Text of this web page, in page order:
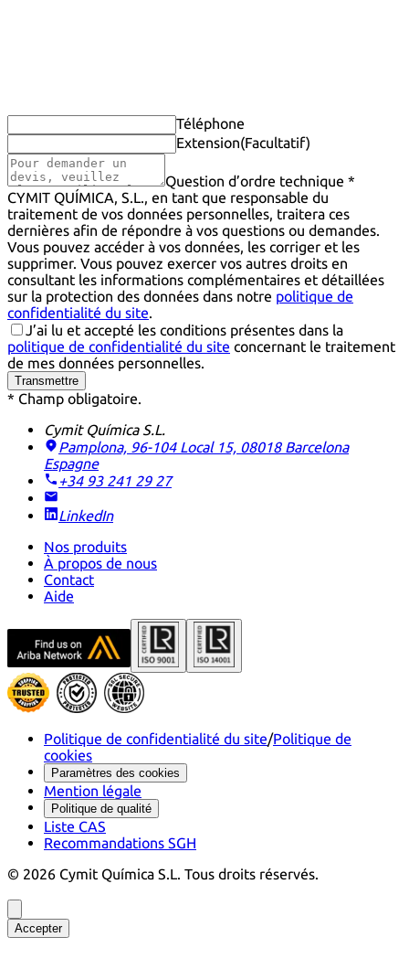
Téléphone
Extension(Facultatif)
Question d’ordre technique *
CYMIT QUÍMICA, S.L., en tant que responsable du
traitement de vos données personnelles, traitera ces
dernières afin de répondre à vos questions ou demandes.
Vous pouvez accéder à vos données, les corriger et les
supprimer. Vous pouvez exercer vos autres droits en
consultant les informations complémentaires et détaillées
sur la protection des données dans notre politique de
confidentialité du site.
J’ai lu et accepté les conditions présentes dans la
politique de confidentialité du site concernant le traitement
de mes données personnelles.
Transmettre
* Champ obligatoire.
Cymit Química S.L.
Pamplona, 96-104 Local 15, 08018 Barcelona
Espagne
+34 93 241 29 27
LinkedIn
Nos produits
À propos de nous
Contact
Aide
Politique de confidentialité du site/Politique de
cookies
Paramètres des cookies
Mention légale
Politique de qualité
Liste CAS
Recommandations SGH
© 2026 Cymit Química S.L. Tous droits réservés.
Accepter